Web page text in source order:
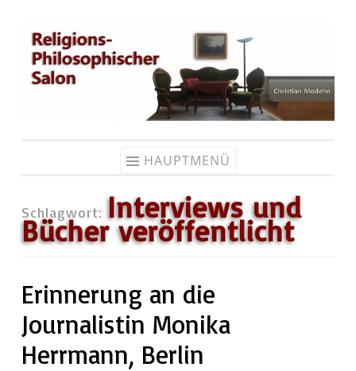
Zum
Inhalt
springen
HAUPTMENÜ
Schlagwort: Interviews und
Bücher veröffentlicht
Erinnerung an die
Journalistin Monika
Herrmann, Berlin